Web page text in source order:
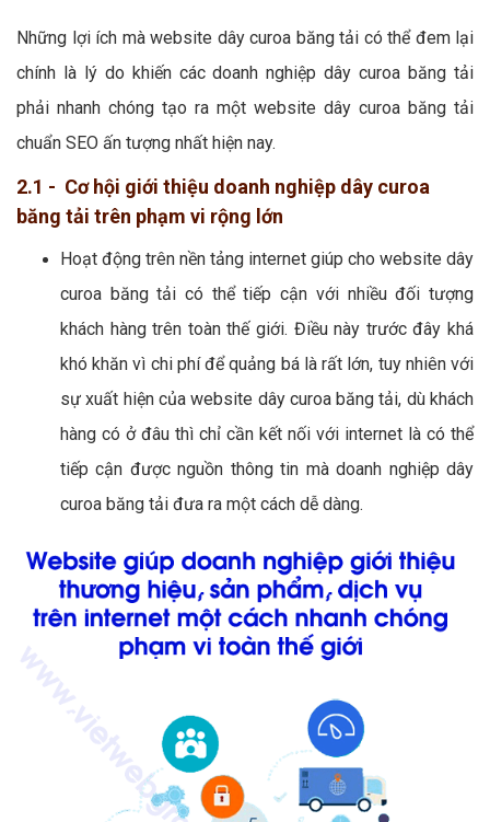
Những lợi ích mà website dây curoa băng tải có thể đem lại
chính là lý do khiến các doanh nghiệp dây curoa băng tải
phải nhanh chóng tạo ra một website dây curoa băng tải
chuẩn SEO ấn tượng nhất hiện nay.
2.1 - Cơ hội giới thiệu doanh nghiệp dây curoa
băng tải trên phạm vi rộng lớn
Hoạt động trên nền tảng internet giúp cho website dây
curoa băng tải có thể tiếp cận với nhiều đối tượng
khách hàng trên toàn thế giới. Điều này trước đây khá
khó khăn vì chi phí để quảng bá là rất lớn, tuy nhiên với
sự xuất hiện của website dây curoa băng tải, dù khách
hàng có ở đâu thì chỉ cần kết nối với internet là có thể
tiếp cận được nguồn thông tin mà doanh nghiệp dây
curoa băng tải đưa ra một cách dễ dàng.